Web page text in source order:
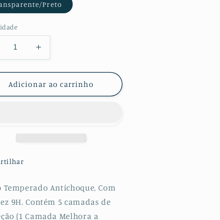
Preto
Aumentar
a
quantidade
de
Película
Adicionar ao carrinho
Temperado Antichoque, Com
9H. Contém 5 camadas de
(1 Camada Melhora a